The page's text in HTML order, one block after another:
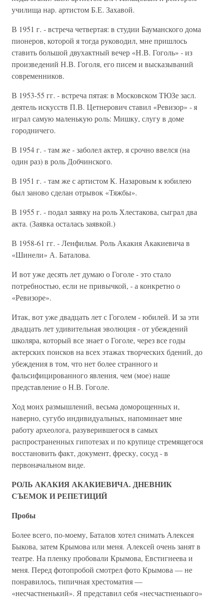
училища нар. артистом Б.Е. Захавой.
В 1951 г. - встреча четвертая: в студии Бауманского дома
пионеров, которой я тогда руководил, мне пришлось
ставить большой двухактный вечер «Н.В. Гоголь» - из
произведений Н.В. Гоголя, его писем и высказываний
современников.
В 1953-55 гг. - встреча пятая: в Московском ТЮЗе засл.
деятель искусств П.В. Цетнерович ставил «Ревизор» - я
играл самую маленькую роль: Мишку, слугу в доме
городничего.
В 1954 г. - там же - заболел актер, я срочно ввелся (на
один раз) в роль Добчинского.
В 1951 г. - там же с артистом К. Назаровым к юбилею
был заново сделан отрывок «Тяжбы».
В 1955 г. - подал заявку на роль Хлестакова, сыграл два
акта. (Заявка осталась заявкой.)
В 1958-61 гг. - Ленфильм. Роль Акакия Акакиевича в
«Шинели» А. Баталова.
И вот уже десять лет думаю о Гоголе - это стало
потребностью, если не привычкой, - а конкретно о
«Ревизоре».
Итак, вот уже двадцать лет с Гоголем - юбилей. И за эти
двадцать лет удивительная эволюция - от убеждений
школяра, который все знает о Гоголе, через все годы
актерских поисков на всех этажах творческих бдений, до
убеждения в том, что нет более странного и
фальсифицированного явления, чем (мое) наше
представление о Н.В. Гоголе.
Ход моих размышлений, весьма доморощенных и,
наверно, сугубо индивидуальных, напоминает мне
работу археолога, разуверившегося в самых
распространенных гипотезах и по крупице стремящегося
восстановить факт, документ, фреску, сосуд - в
первоначальном виде.
РОЛЬ АКАКИЯ АКАКИЕВИЧА. ДНЕВНИК
СЪЕМОК И РЕПЕТИЦИЙ
Пробы
Более всего, по-моему, Баталов хотел снимать Алексея
Быкова, затем Крымова или меня. Алексей очень занят в
театре. На пленку пробовали Крымова, Евстигнеева и
меня. Перед фотопробой смотрел фото Крымова — не
понравилось, типичная хрестоматия —
«несчастненький». Я представил себя «несчастненького»